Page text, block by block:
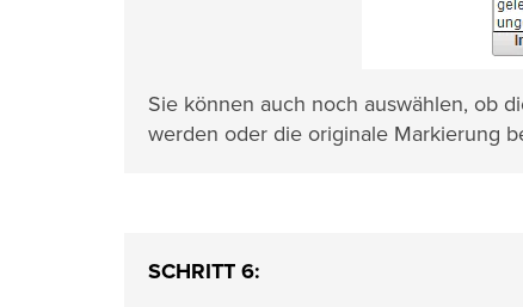
Sie können auch noch auswählen, ob
werden oder die originale Markierung
SCHRITT 6: